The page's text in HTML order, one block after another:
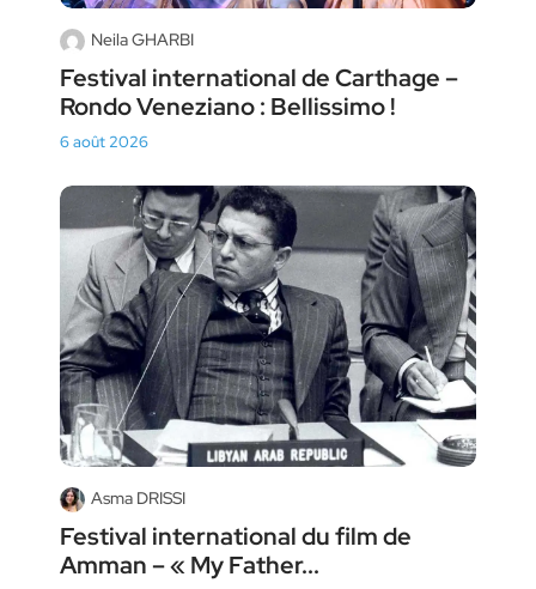
Neila GHARBI
Festival international de Carthage –
Rondo Veneziano : Bellissimo !
6 août 2026
Asma DRISSI
Festival international du film de
Amman – « My Father...